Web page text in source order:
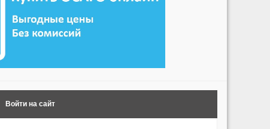
Войти на сайт